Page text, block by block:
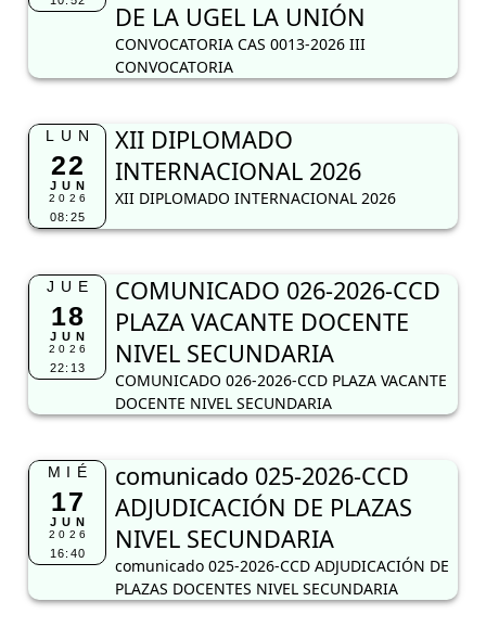
DE LA UGEL LA UNIÓN
CONVOCATORIA CAS 0013-2026 III
CONVOCATORIA
LUN
22
JUN
2026
08:25
XII DIPLOMADO
INTERNACIONAL 2026
XII DIPLOMADO INTERNACIONAL 2026
JUE
18
JUN
2026
22:13
COMUNICADO 026-2026-CCD
PLAZA VACANTE DOCENTE
NIVEL SECUNDARIA
COMUNICADO 026-2026-CCD PLAZA VACANTE
DOCENTE NIVEL SECUNDARIA
MIÉ
17
JUN
2026
16:40
comunicado 025-2026-CCD
ADJUDICACIÓN DE PLAZAS
NIVEL SECUNDARIA
comunicado 025-2026-CCD ADJUDICACIÓN DE
PLAZAS DOCENTES NIVEL SECUNDARIA